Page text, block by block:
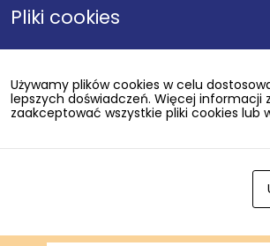
gęsiny w Zagrodzie w Kratę.
XIX-wieczne budynki szachulcowe.
także z pasieki, która działa
Pliki cookies
Używamy plików cookies w celu
lepszych doświadczeń. Więcej informacji
zaakceptować wszystkie pliki cookies lub